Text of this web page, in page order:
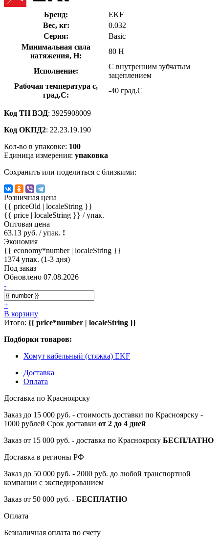
Бренд:
EKF
Вес, кг:
0.032
Серия:
Basic
Минимальная сила
натяжения, Н:
80 Н
Исполнение:
С внутренним зубчатым
зацеплением
Рабочая температура с,
град.C:
-40 град.C
Код ТН ВЭД: 3925908009
Код ОКПД2: 22.23.19.190
Кол-во в упаковке: 100
Единица измерения: упаковка
Сохранить или поделиться с близкими:
Розничная цена
{{ priceOld | localeString }}
{{ price | localeString }} / упак.
Оптовая цена
63.13 руб. / упак. !
Экономия
{{ economy*number | localeString }}
1374 упак. (1-3 дня)
Под заказ
Обновлено 07.08.2026
-
+
В корзину
Итого: {{ price*number | localeString }}
Подборки товаров:
Хомут кабельный (стяжка) EKF
Доставка
Оплата
Доставка по Красноярску
Заказ до 15 000 руб. - стоимость доставки по Красноярску -
1000 рублей Срок доставки от 2 до 4 дней
Заказ от 15 000 руб. - доставка по Красноярску БЕСПЛАТНО
Доставка в регионы РФ
Заказ до 50 000 руб. - 2000 руб. до любой транспортной
компании с экспедированием
Заказ от 50 000 руб. - БЕСПЛАТНО
Оплата
Безналичная оплата по счету